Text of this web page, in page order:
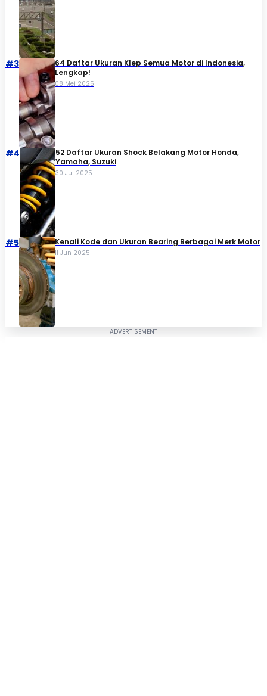
#3
64 Daftar Ukuran Klep Semua Motor di Indonesia,
Lengkap!
08 Mei 2025
#4
52 Daftar Ukuran Shock Belakang Motor Honda,
Yamaha, Suzuki​
30 Jul 2025
#5 Kenali Kode dan Ukuran Bearing Berbagai Merk Motor
11 Jun 2025